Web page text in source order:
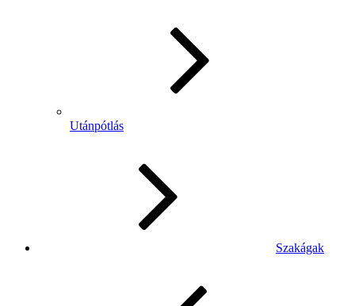
Utánpótlás
Szakágak